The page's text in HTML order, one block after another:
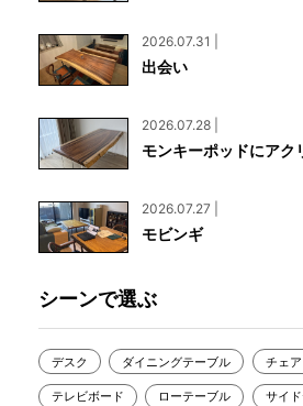
2026.07.31 |
出会い
2026.07.28 |
モンキーポッドにアク
2026.07.27 |
モビンギ
シーンで選ぶ
デスク ダイニングテーブル チェ
テレビボード ローテーブル サイ